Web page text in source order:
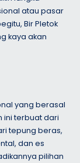
atau pasar
Bir Pletok
kaya akan
yang berasal
ini terbuat dari
tepung beras,
dan es
pilihan